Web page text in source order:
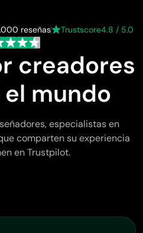
reseñas Trustscore4.8 / 5.0
creadores
mundo
especialistas en
comparten su experiencia
en Trustpilot.